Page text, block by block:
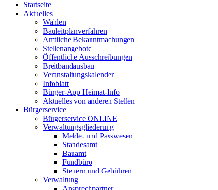
Startseite
Aktuelles
Wahlen
Bauleitplanverfahren
Amtliche Bekanntmachungen
Stellenangebote
Öffentliche Ausschreibungen
Breitbandausbau
Veranstaltungskalender
Infoblatt
Bürger-App Heimat-Info
Aktuelles von anderen Stellen
Bürgerservice
Bürgerservice ONLINE
Verwaltungsgliederung
Melde- und Passwesen
Standesamt
Bauamt
Fundbüro
Steuern und Gebühren
Verwaltung
Ansprechpartner